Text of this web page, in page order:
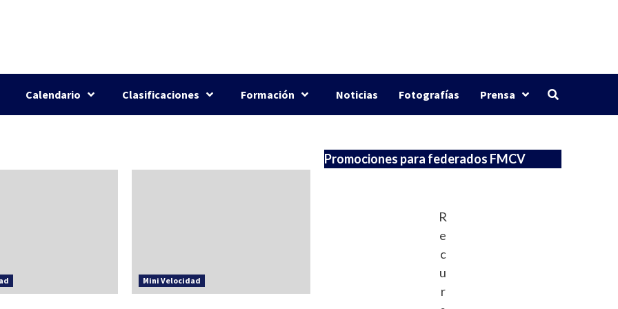
Calendario Clasificaciones Formación Noticias Fotografías Prensa
Mini Velocidad
Promociones para federados FMCV
R
e
c
u
r